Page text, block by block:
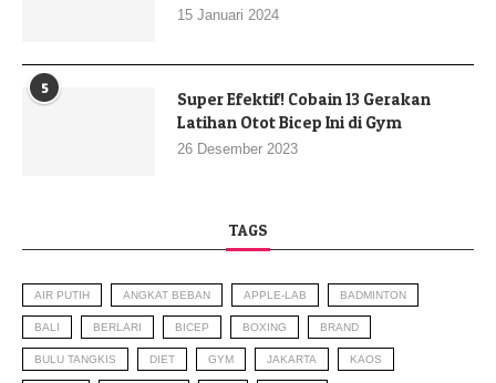
15 Januari 2024
5
Super Efektif! Cobain 13 Gerakan
Latihan Otot Bicep Ini di Gym
26 Desember 2023
TAGS
AIR PUTIH ANGKAT BEBAN APPLE-LAB BADMINTON
BALI BERLARI BICEP BOXING BRAND
BULU TANGKIS DIET GYM JAKARTA KAOS